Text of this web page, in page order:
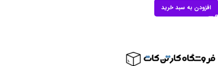
افزودن به سبد خرید